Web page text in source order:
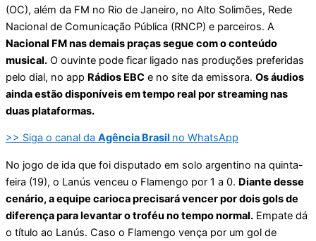
(OC), além da FM no Rio de Janeiro, no Alto Solimões, Rede
Nacional de Comunicação Pública (RNCP) e parceiros. A
Nacional FM nas demais praças segue com o conteúdo
musical. O ouvinte pode ficar ligado nas produções preferidas
pelo dial, no app Rádios EBC e no site da emissora. Os áudios
ainda estão disponíveis em tempo real por streaming nas
duas plataformas.
>> Siga o canal da Agência Brasil no WhatsApp
No jogo de ida que foi disputado em solo argentino na quinta-
feira (19), o Lanús venceu o Flamengo por 1 a 0. Diante desse
cenário, a equipe carioca precisará vencer por dois gols de
diferença para levantar o troféu no tempo normal. Empate dá
o título ao Lanús. Caso o Flamengo vença por um gol de